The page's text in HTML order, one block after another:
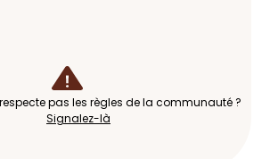
pas les règles de la communauté ?
Signalez-là